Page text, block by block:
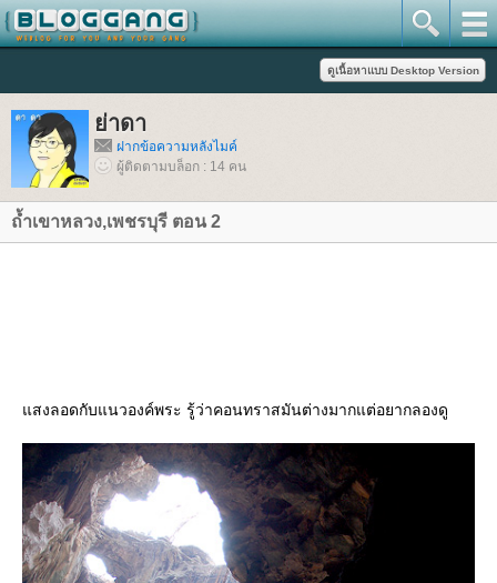
่าดา
ฝากข้อความหลังไมค์
ผู้ติดตามบล็อก : 14 คน
ถ้ำเขาหลวง,เพชรบุรี ตอน 2
สงลอดกับแนวองค์พระ รู้ว่าคอนทราสมันต่างมากแต่อยากลองดู